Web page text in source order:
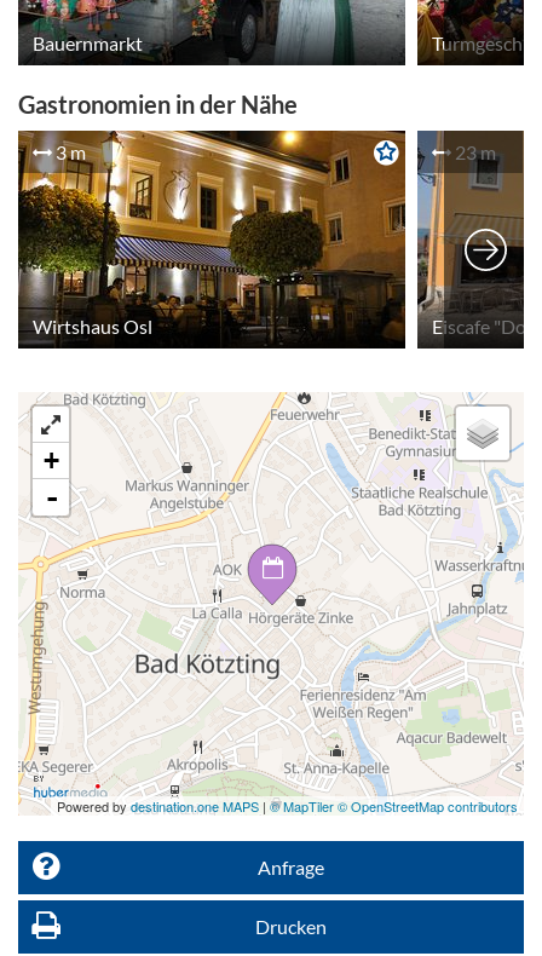
Bauernmarkt
Gastronomien in der Nähe
3 m
Wirtshaus Osl
23 m
Eiscafe
+
-
Powered by destination.one MAPS | © MapTiler © OpenStreetMap contributors
Anfrage
Drucken